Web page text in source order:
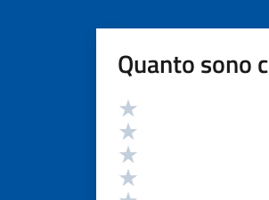
Quanto sono
Valutazione